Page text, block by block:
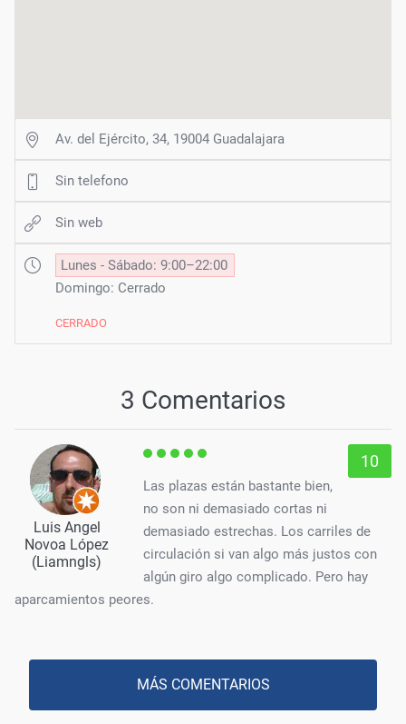
Av. del Ejército, 34, 19004 Guadalajara
Sin telefono
Sin web
Lunes - Sábado: 9:00–22:00
Domingo: Cerrado
CERRADO
3 Comentarios
Luis Angel
Novoa López
(Liamngls)
10
Las plazas están bastante bien,
no son ni demasiado cortas ni
demasiado estrechas. Los carriles de
circulación si van algo más justos con
algún giro algo complicado. Pero hay
aparcamientos peores.
MÁS COMENTARIOS